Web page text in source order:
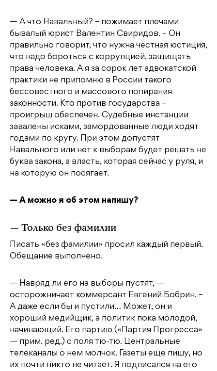
— А что Навальный? – пожимает плечами
бывалый юрист Валентин Свиридов. – Он
правильно говорит, что нужна честная юстиция,
что надо бороться с коррупцией, защищать
права человека. А я за сорок лет адвокатской
практики не припомню в России такого
бессовестного и массового попирания
законности. Кто против государства –
проигрыш обеспечен. Судебные инстанции
завалены исками, замордованные люди ходят
годами по кругу. При этом допустят
Навального или нет к выборам будет решать не
буква закона, а власть, которая сейчас у руля, и
на которую он посягает.
— А можно я об этом напишу?
— Только без фамилии
Писать «без фамилии» просил каждый первый.
Обещание выполнено.
— Навряд ли его на выборы пустят, —
осторожничает коммерсант Евгений Бобрин. –
А даже если бы и пустили… Может, он и
хороший медийщик, а политик пока молодой,
начинающий. Его партию («Партия Прогресса»
— прим. ред.) с поля тю-тю. Центральные
телеканалы о нем молчок. Газеты еще пишу, но
их почти никто не читает. Я подписался на его